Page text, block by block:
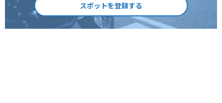
スポットを登録する